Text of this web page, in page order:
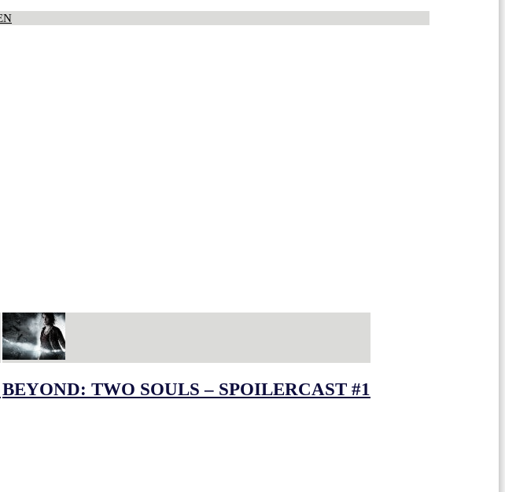
BEYOND: TWO SOULS – SPOILERCAST #1